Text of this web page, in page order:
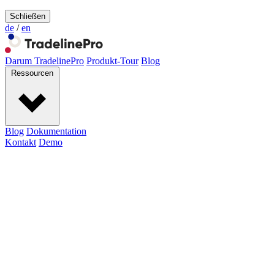
Schließen
de / en
Darum TradelinePro Produkt-Tour Blog
Ressourcen
Blog Dokumentation
Kontakt Demo